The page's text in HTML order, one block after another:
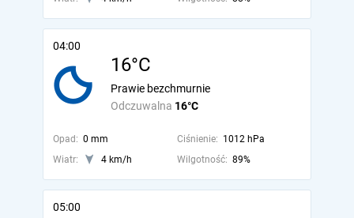
04:00
16°C
Odczuwalna 16°C
Prawie bezchmurnie
Opad: 0 mm Ciśnienie: 1012 hPa
Wiatr:
4 km/h Wilgotność: 89%
05:00